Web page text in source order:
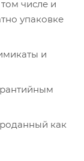
числе и
упаковке
и
как